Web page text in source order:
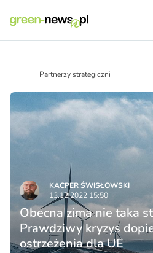
Partnerzy strategiczni
KACPER ŚWISŁO­WSKI
13.12.2022 15:50
Obecna zima nie taka
Prawdziwy kryzys
ostrzeżenia dla UE